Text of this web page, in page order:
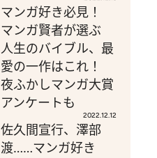
マンガ好き必見！
マンガ賢者が選ぶ
人生のバイブル、最
愛の一作はこれ！
夜ふかしマンガ大賞
アンケートも
2022.12.12
佐久間宣行、澤部
渡……マンガ好き